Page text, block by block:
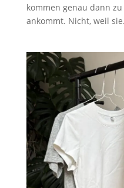
kommen genau dann
ankommt. Nicht, weil